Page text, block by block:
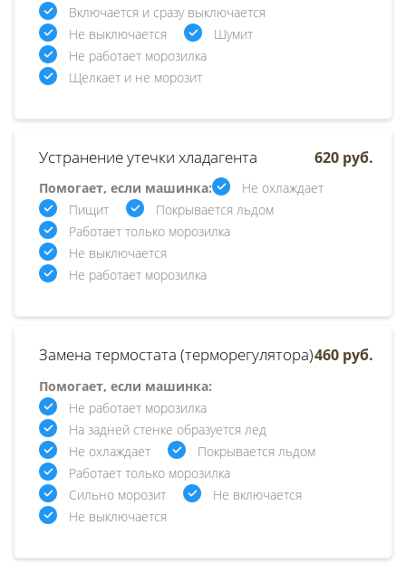
Включается и сразу выключается
Не выключается
Шумит
Не работает морозилка
Щелкает и не морозит
Устранение утечки хладагента
Помогает, если машинка:
Не охлаждает
Пищит
Покрывается льдом
Работает только морозилка
Не выключается
Не работает морозилка
620 руб.
Замена термостата (терморегулятора)
Помогает, если машинка:
Не работает морозилка
На задней стенке образуется лед
Не охлаждает
Покрывается льдом
Работает только морозилка
Сильно морозит
Не включается
Не выключается
460 руб.